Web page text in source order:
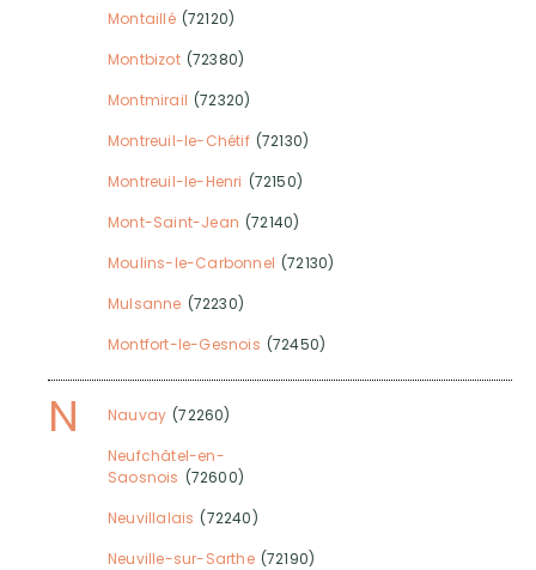
Montaillé (72120)
Montbizot (72380)
Montmirail (72320)
Montreuil-le-Chétif (72130)
Montreuil-le-Henri (72150)
Mont-Saint-Jean (72140)
Moulins-le-Carbonnel (72130)
Mulsanne (72230)
Montfort-le-Gesnois (72450)
N Nauvay (72260)
Neufchâtel-en-
Saosnois (72600)
Neuvillalais (72240)
Neuville-sur-Sarthe (72190)